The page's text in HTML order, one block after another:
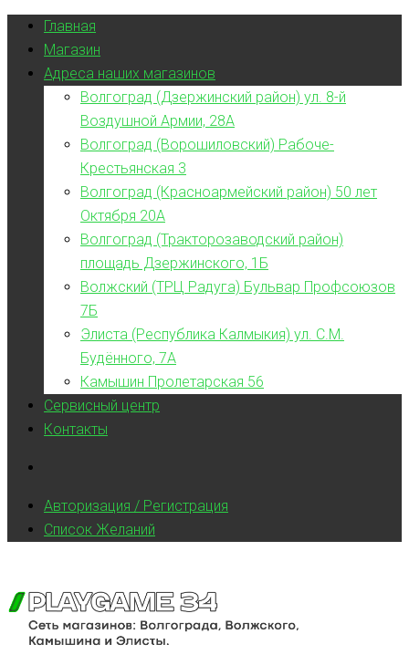
Главная
Магазин
Адреса наших магазинов
Волгоград (Дзержинский район) ул. 8-й
Воздушной Армии, 28А
Волгоград (Ворошиловский) Рабоче-
Крестьянская 3
Волгоград (Красноармейский район) 50 лет
Октября 20А
Волгоград (Тракторозаводский район)
площадь Дзержинского, 1Б
Волжский (ТРЦ Радуга) Бульвар Профсоюзов
7Б
Элиста (Республика Калмыкия) ул. С.М.
Будённого, 7А
Камышин Пролетарская 56
Сервисный центр
Контакты
Авторизация / Регистрация
Список Желаний